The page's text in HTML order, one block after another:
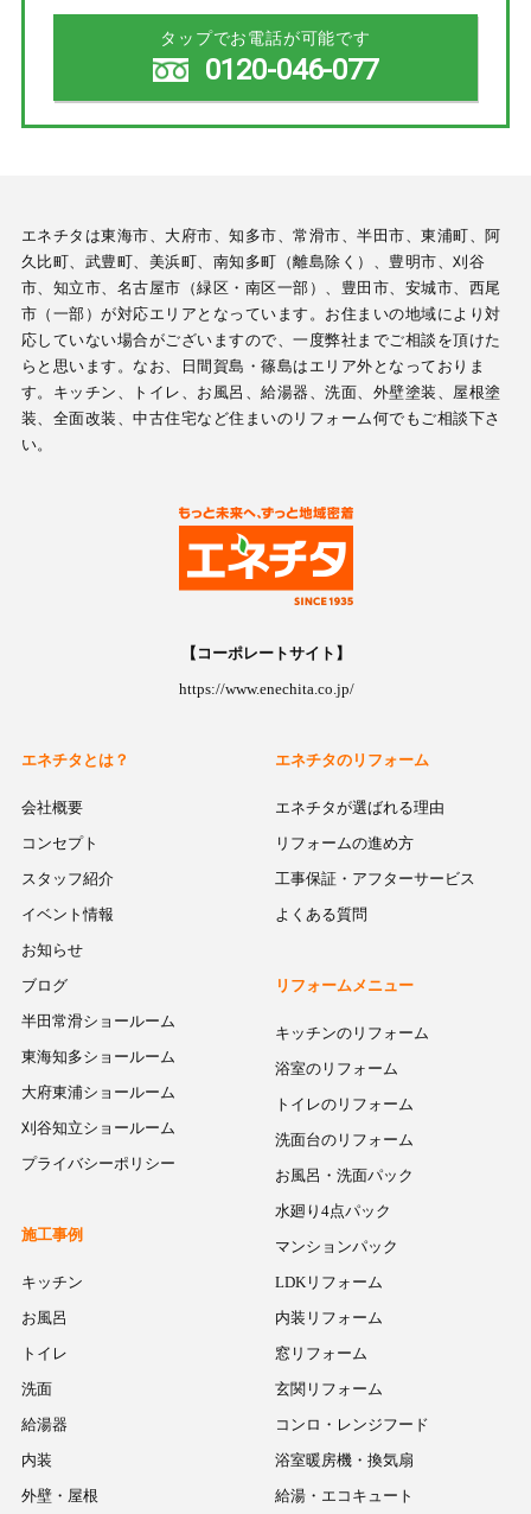
タップでお電話が可能です
0120-046-077
エネチタは東海市、大府市、知多市、常滑市、半田市、東浦町、阿
久比町、武豊町、美浜町、南知多町（離島除く）、豊明市、刈谷
市、知立市、名古屋市（緑区・南区一部）、豊田市、安城市、西尾
市（一部）が対応エリアとなっています。お住まいの地域により対
応していない場合がございますので、一度弊社までご相談を頂けた
らと思います。なお、日間賀島・篠島はエリア外となっておりま
す。キッチン、トイレ、お風呂、給湯器、洗面、外壁塗装、屋根塗
装、全面改装、中古住宅など住まいのリフォーム何でもご相談下さ
い。
【コーポレートサイト】
https://www.enechita.co.jp/
エネチタとは？
会社概要
コンセプト
スタッフ紹介
イベント情報
お知らせ
ブログ
半田常滑ショールーム
東海知多ショールーム
大府東浦ショールーム
刈谷知立ショールーム
プライバシーポリシー
エネチタのリフォーム
エネチタが選ばれる理由
リフォームの進め方
工事保証・アフターサービス
よくある質問
リフォームメニュー
キッチンのリフォーム
浴室のリフォーム
トイレのリフォーム
洗面台のリフォーム
お風呂・洗面パック
水廻り4点パック
マンションパック
LDKリフォーム
内装リフォーム
窓リフォーム
玄関リフォーム
コンロ・レンジフード
浴室暖房機・換気扇
給湯・エコキュート
施工事例
キッチン
お風呂
トイレ
洗面
給湯器
内装
外壁・屋根